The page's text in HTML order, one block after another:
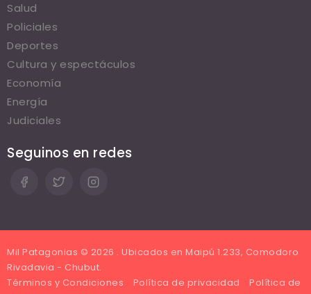
Salud
Policiales
Deportes
Cultura y espectáculos
Economía
Energía
Judiciales
Seguinos en redes
Mil Patagonias © 2026 . Ubicados en Maipú 1.233, Comodoro
Rivadavia - Chubut.
Términos y Condiciones
Política de privacidad
Política de